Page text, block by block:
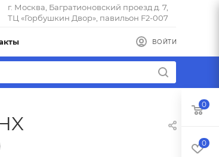
г. Москва, Багратионовский проезд д. 7,
ТЦ «Горбушкин Двор», павильон F2-007
ВОЙТИ
0
0